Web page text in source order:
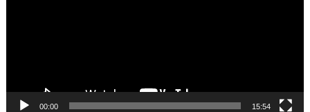
00:00 15:54